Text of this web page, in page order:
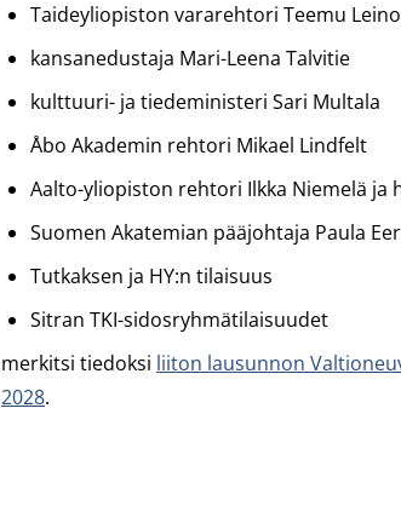
Taideyliopiston vararehtori Teemu
kansanedustaja Mari-Leena Talvitie
kulttuuri- ja tiedeministeri Sari Multala
Åbo Akademin rehtori Mikael Lindfelt
Aalto-yliopiston rehtori Ilkka Niemelä ja
Suomen Akatemian pääjohtaja Paula
Tutkaksen ja HY:n tilaisuus
Sitran TKI-sidosryhmätilaisuudet
merkitsi tiedoksi liiton lausunnon
2028.